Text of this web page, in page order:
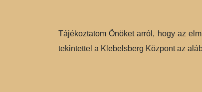
Tájékoztatom Önöket arról, hogy az
tekintettel a Klebelsberg Központ az